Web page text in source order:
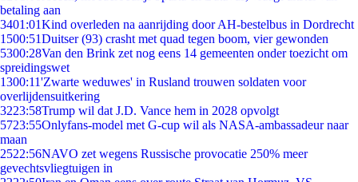
betaling aan
3401:01Kind overleden na aanrijding door AH-bestelbus in Dordrecht
1500:51Duitser (93) crasht met quad tegen boom, vier gewonden
5300:28Van den Brink zet nog eens 14 gemeenten onder toezicht om
spreidingswet
1300:11'Zwarte weduwes' in Rusland trouwen soldaten voor
overlijdensuitkering
3223:58Trump wil dat J.D. Vance hem in 2028 opvolgt
5723:55Onlyfans-model met G-cup wil als NASA-ambassadeur naar
maan
2522:56NAVO zet wegens Russische provocatie 250% meer
gevechtsvliegtuigen in